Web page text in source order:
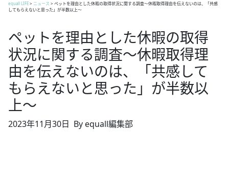
equall LIFE> ニュース > ペットを理由とした休暇の取得状況に関する調査～休暇取得理由を伝えないのは、「共感
してもらえないと思った」が半数以上～
ペットを理由とした休暇の取得
状況に関する調査～休暇取得理
由を伝えないのは、「共感して
もらえないと思った」が半数以
上～
2023年11月30日 By equall編集部